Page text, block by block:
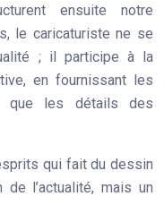
ensuite notre
le caricaturiste ne se
; il participe à la
en fournissant les
que les détails des
qui fait du dessin
l’actualité, mais un